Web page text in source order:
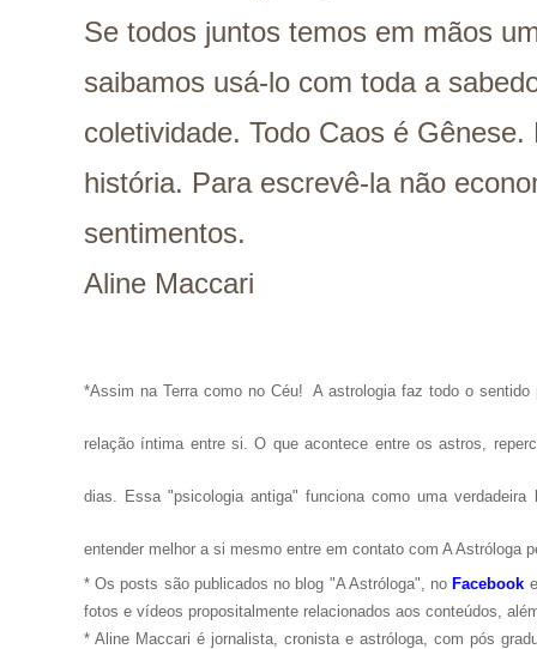
Se todos juntos temos em mãos
saibamos usá-lo com toda a
coletividade. Todo Caos é
história. Para escrevê-la não
sentimentos.
Aline Maccari
*Assim na Terra como no Céu! A astrologia faz todo o
relação íntima entre si. O que acontece entre os astros,
dias. Essa "psicologia antiga" funciona como uma
entender melhor a si mesmo entre em contato com A Astróloga
* Os posts são publicados no blog "A Astróloga", no Facebook
fotos e vídeos propositalmente relacionados aos conteúdos,
* Aline Maccari é jornalista, cronista e astróloga, com pós